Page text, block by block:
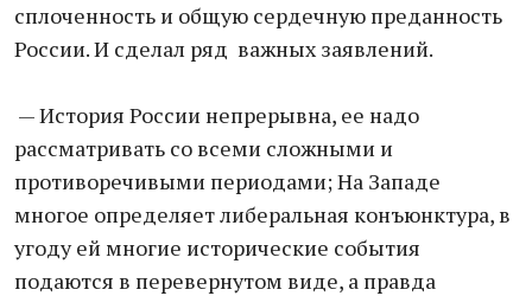
сплоченность и общую сердечную преданность
России. И сделал ряд важных заявлений.
— История России непрерывна, ее надо
рассматривать со всеми сложными и
противоречивыми периодами; На Западе
многое определяет либеральная конъюнктура, в
угоду ей многие исторические события
подаются в перевернутом виде, а правда